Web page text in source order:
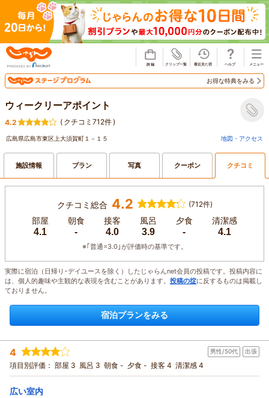
お得な特典をみる
ウィークリーアポイント
4.2 ( クチコミ712件)
広島県広島市東区上大須賀町１－１５ 地図・アクセス
施設情報 プラン 写真 クーポン クチコミ
クチコミ総合 4.2 (712件)
部屋
4.1
朝食
-
接客
4.0
風呂
3.9
夕食
-
清潔感
4.1
※｢普通=3.0｣が評価時の基準です。
実際に宿泊（日帰り･デイユースを除く）したじゃらんnet会員の投稿です。投稿内容に
は、個人的趣味や主観的な表現を含むことがあります。 投稿の掟に反するものは掲載し
ておりません。
宿泊プランをみる
4 男性/50代 出張
項目別評価： 部屋 3 風呂 3 朝食 - 夕食 - 接客 4 清潔感 4
広い室内